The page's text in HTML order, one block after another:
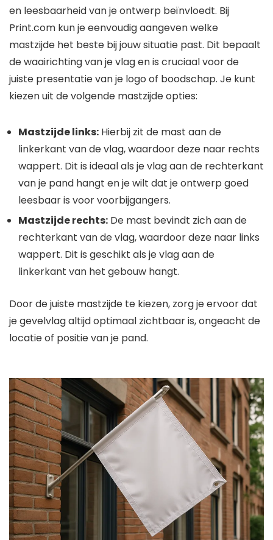
en leesbaarheid van je ontwerp beïnvloedt. Bij
Print.com kun je eenvoudig aangeven welke
mastzijde het beste bij jouw situatie past. Dit bepaalt
de waairichting van je vlag en is cruciaal voor de
juiste presentatie van je logo of boodschap. Je kunt
kiezen uit de volgende mastzijde opties:
Mastzijde links: Hierbij zit de mast aan de
linkerkant van de vlag, waardoor deze naar rechts
wappert. Dit is ideaal als je vlag aan de rechterkant
van je pand hangt en je wilt dat je ontwerp goed
leesbaar is voor voorbijgangers.
Mastzijde rechts: De mast bevindt zich aan de
rechterkant van de vlag, waardoor deze naar links
wappert. Dit is geschikt als je vlag aan de
linkerkant van het gebouw hangt.
Door de juiste mastzijde te kiezen, zorg je ervoor dat
je gevelvlag altijd optimaal zichtbaar is, ongeacht de
locatie of positie van je pand.